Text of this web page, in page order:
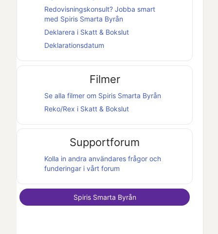
Redovisningskonsult? Jobba smart
med Spiris Smarta Byrån
Deklarera i Skatt & Bokslut
Deklarationsdatum
Filmer
Se alla filmer om Spiris Smarta Byrån
Reko/Rex i Skatt & Bokslut
Supportforum
Kolla in andra användares frågor och
funderingar i vårt forum
Spiris Smarta Byrån